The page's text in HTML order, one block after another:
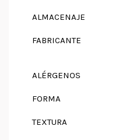
ALMACENAJE
FABRICANTE
ALÉRGENOS
FORMA
TEXTURA